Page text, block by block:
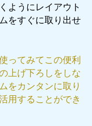
ようにレイアウト
をすぐに取り出せ
ってみてこの便利
上げ下ろしをしな
をカンタンに取り
用することができ